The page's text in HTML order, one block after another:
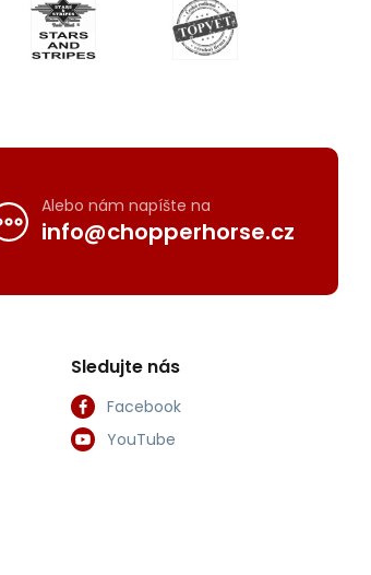
Alebo nám napíšte na
info@chopperhorse.cz
Sledujte nás
Facebook
YouTube